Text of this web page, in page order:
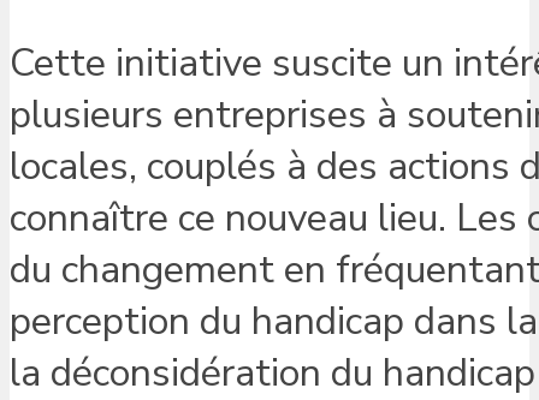
Cette initiative suscite un
plusieurs entreprises à
locales, couplés à des
connaître ce nouveau lieu.
du changement en
perception du handicap dans
la déconsidération du